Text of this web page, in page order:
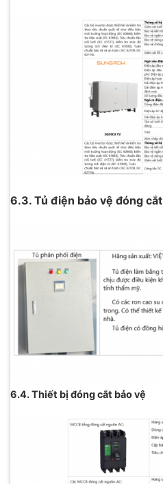
6.3. Tủ điện bảo vệ đóng cắt
6.4. Thiết bị đóng cắt bảo vệ